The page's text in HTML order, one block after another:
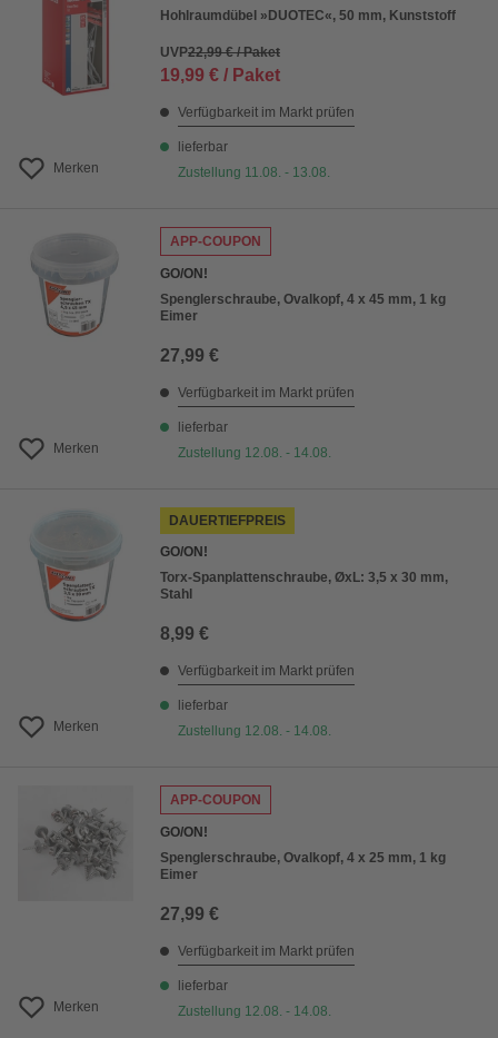
Merken
Hohlraumdübel »DUOTEC«, 50 mm, Kunststoff
UVP22,99 € / Paket
19,99 € / Paket
Verfügbarkeit im Markt prüfen
lieferbar
Zustellung 11.08. - 13.08.
Merken
APP-COUPON
GO/ON!
Spenglerschraube, Ovalkopf, 4 x 45 mm, 1 kg
Eimer
27,99 €
Verfügbarkeit im Markt prüfen
lieferbar
Zustellung 12.08. - 14.08.
Merken
DAUERTIEFPREIS
GO/ON!
Torx-Spanplattenschraube, ØxL: 3,5 x 30 mm,
Stahl
8,99 €
Verfügbarkeit im Markt prüfen
lieferbar
Zustellung 12.08. - 14.08.
Merken
APP-COUPON
GO/ON!
Spenglerschraube, Ovalkopf, 4 x 25 mm, 1 kg
Eimer
27,99 €
Verfügbarkeit im Markt prüfen
lieferbar
Zustellung 12.08. - 14.08.